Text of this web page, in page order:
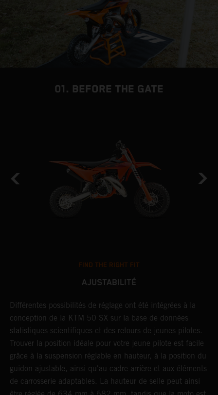
01. BEFORE THE GATE
FIND THE RIGHT FIT
AJUSTABILITÉ
Différentes possibilités de réglage ont été intégrées à la
conception de la KTM 50 SX sur la base de données
statistiques scientifiques et des retours de jeunes pilotes.
Trouver la position idéale pour votre jeune pilote est facile
grâce à la suspension réglable en hauteur, à la position du
guidon ajustable, ainsi qu'au cadre arrière et aux éléments
de carrosserie adaptables. La hauteur de selle peut ainsi